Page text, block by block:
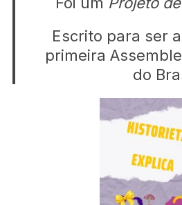
Escrito para ser
primeira
do